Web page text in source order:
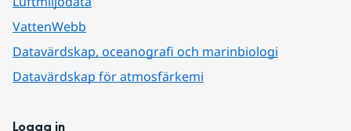
VattenWebb
Datavärdskap, oceanografi och marinbiologi
Datavärdskap för atmosfärkemi
Logga in